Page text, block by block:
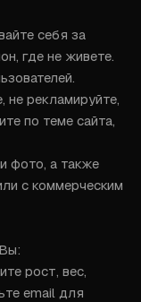
себя за
где не живете.
не рекламируйте,
по теме сайта,
фото, а также
с коммерческим
рост, вес,
email для